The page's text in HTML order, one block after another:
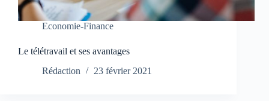
Economie-Finance
Le télétravail et ses avantages
Rédaction
23 février 2021